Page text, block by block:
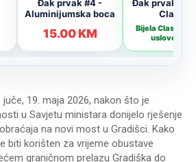
19. maja 2026, nakon što je
u Savjetu ministara donijelo rješenje
na novi most u Gradišci. Kako
biti korišten za vrijeme obustave
graničnom prelazu Gradiška do